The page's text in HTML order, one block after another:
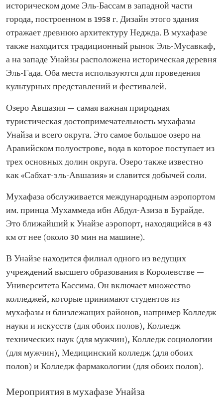
историческом доме Эль-Бассам в западной части
города, построенном в 1958 г. Дизайн этого здания
отражает древнюю архитектуру Неджда. В мухафазе
также находится традиционный рынок Эль-Мусавкаф,
а на западе Унайзы расположена историческая деревня
Эль-Гада. Оба места используются для проведения
культурных представлений и фестивалей.
Озеро Авшазия — самая важная природная
туристическая достопримечательность мухафазы
Унайза и всего округа. Это самое большое озеро на
Аравийском полуострове, вода в которое поступает из
трех основных долин округа. Озеро также известно
как «Сабхат-эль-Авшазия» и славится добычей соли.
Мухафаза обслуживается международным аэропортом
им. принца Мухаммеда ибн Абдул-Азиза в Бурайде.
Это ближайший к Унайзе аэропорт, находящийся в 43
км от нее (около 30 мин на машине).
В Унайзе находится филиал одного из ведущих
учреждений высшего образования в Королевстве —
Университета Кассима. Он включает множество
колледжей, которые принимают студентов из
мухафазы и близлежащих районов, например Колледж
науки и искусств (для обоих полов), Колледж
технических наук (для мужчин), Колледж социологии
(для мужчин), Медицинский колледж (для обоих
полов) и Колледж фармакологии (для обоих полов).
Мероприятия в мухафазе Унайза